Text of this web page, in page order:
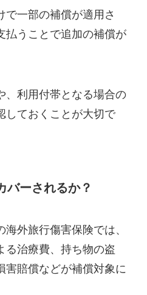
で一部の補償が適用さ
払うことで追加の補償が
、利用付帯となる場合の
しておくことが大切で
バーされるか？
外旅行傷害保険では、
る治療費、持ち物の盗
害賠償などが補償対象に